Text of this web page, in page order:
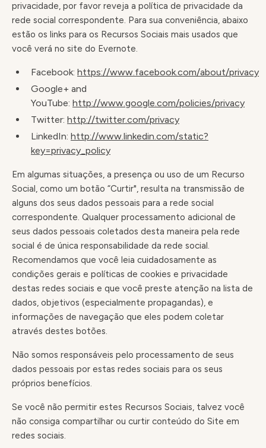
privacidade, por favor reveja a política de privacidade da
rede social correspondente. Para sua conveniência, abaixo
estão os links para os Recursos Sociais mais usados que
você verá no site do Evernote.
Facebook: https://www.facebook.com/about/privacy
Google+ and
YouTube: http://www.google.com/policies/privacy
Twitter: http://twitter.com/privacy
LinkedIn: http://www.linkedin.com/static?
key=privacy_policy
Em algumas situações, a presença ou uso de um Recurso
Social, como um botão “Curtir", resulta na transmissão de
alguns dos seus dados pessoais para a rede social
correspondente. Qualquer processamento adicional de
seus dados pessoais coletados desta maneira pela rede
social é de única responsabilidade da rede social.
Recomendamos que você leia cuidadosamente as
condições gerais e políticas de cookies e privacidade
destas redes sociais e que você preste atenção na lista de
dados, objetivos (especialmente propagandas), e
informações de navegação que eles podem coletar
através destes botões.
Não somos responsáveis pelo processamento de seus
dados pessoais por estas redes sociais para os seus
próprios benefícios.
Se você não permitir estes Recursos Sociais, talvez você
não consiga compartilhar ou curtir conteúdo do Site em
redes sociais.